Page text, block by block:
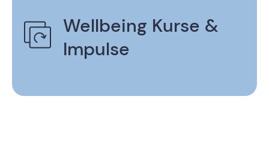
Wellbeing Kurse &
Impulse